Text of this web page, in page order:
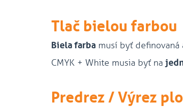
Tlač bielou farbou
Biela farba musí byť definovaná
CMYK + White musia byť na
Predrez / Výrez